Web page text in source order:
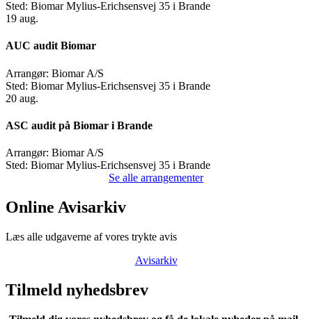
Sted: Biomar Mylius-Erichsensvej 35 i Brande
19 aug.
AUC audit Biomar
Arrangør: Biomar A/S
Sted: Biomar Mylius-Erichsensvej 35 i Brande
20 aug.
ASC audit på Biomar i Brande
Arrangør: Biomar A/S
Sted: Biomar Mylius-Erichsensvej 35 i Brande
Se alle arrangementer
Online Avisarkiv
Læs alle udgaverne af vores trykte avis
Avisarkiv
Tilmeld nyhedsbrev